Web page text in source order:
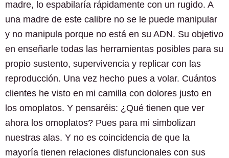
madre, lo espabilaría rápidamente con un rugido. A
una madre de este calibre no se le puede manipular
y no manipula porque no está en su ADN. Su objetivo
en enseñarle todas las herramientas posibles para su
propio sustento, supervivencia y replicar con las
reproducción. Una vez hecho pues a volar. Cuántos
clientes he visto en mi camilla con dolores justo en
los omoplatos. Y pensaréis: ¿Qué tienen que ver
ahora los omoplatos? Pues para mi simbolizan
nuestras alas. Y no es coincidencia de que la
mayoría tienen relaciones disfuncionales con sus